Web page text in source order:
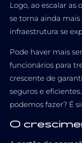
Logo, ao escalar as
se torna ainda
infraestrutura se
Pode haver mais
funcionários para
crescente de
seguros e
podemos fazer? É
O